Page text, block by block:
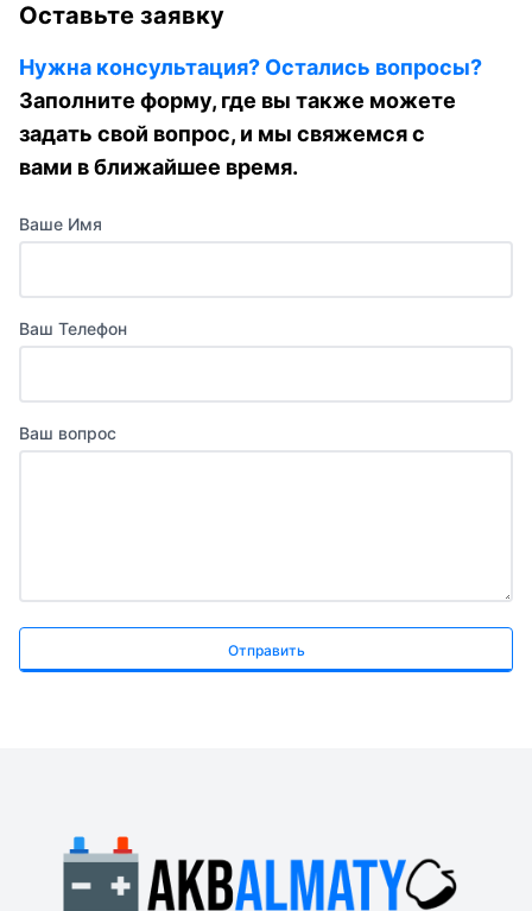
Оставьте заявку
Нужна консультация? Остались вопросы?
Заполните форму, где вы также можете
задать свой вопрос, и мы свяжемся с
вами в ближайшее время.
Ваше Имя
Ваш Телефон
Ваш вопрос
Отправить